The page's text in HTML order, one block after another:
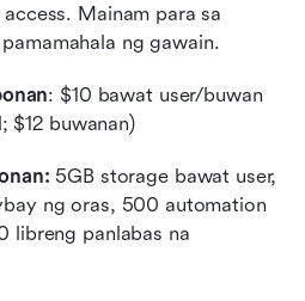
Mainam para sa
ng gawain.
: $10 bawat user/buwan
$12 buwanan)
5GB storage bawat user,
ng oras, 500 automation
libreng panlabas na